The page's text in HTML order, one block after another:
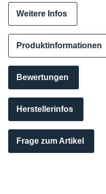
Weitere Infos
Produktinformationen
Bewertungen
Herstellerinfos
Frage zum Artikel